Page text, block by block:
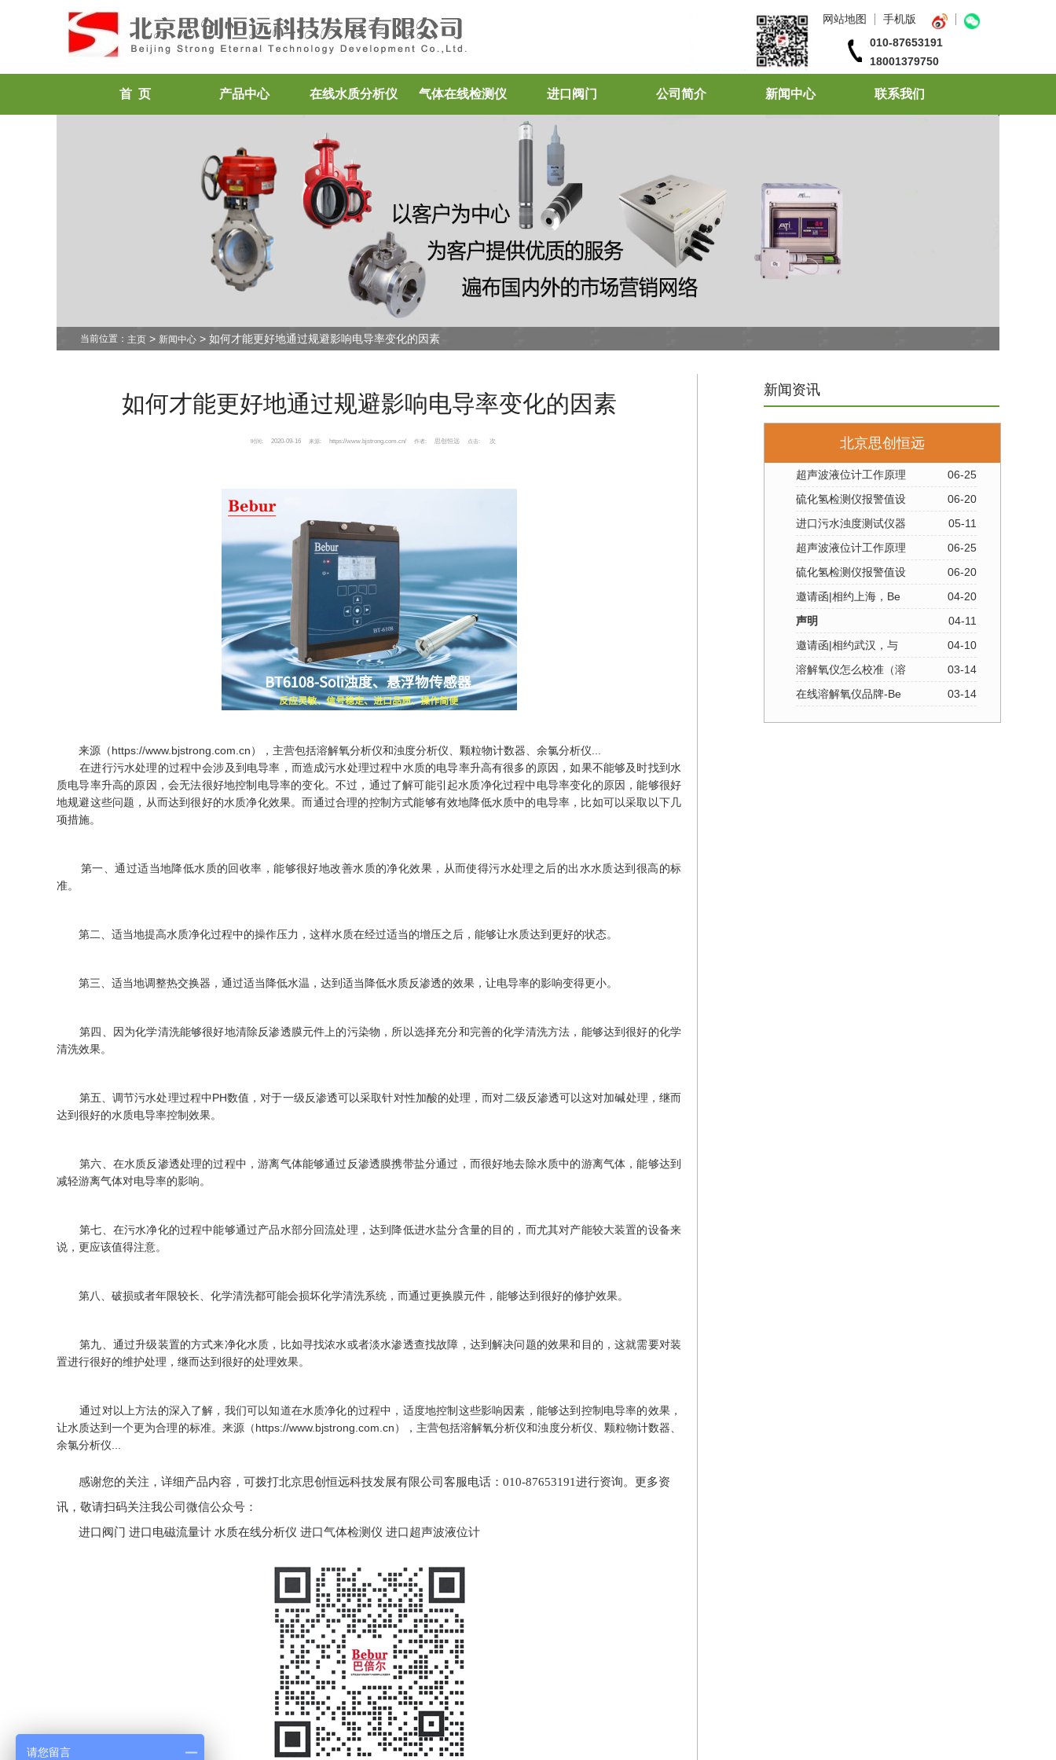
网站地图
手机版
010-87653191
18001379750
首 页 产品中心 在线水质分析仪 气体在线检测仪 进口阀门 公司简介 新闻中心 联系我们
当前位置： 主页 > 新闻中心 > 如何才能更好地通过规避影响电导率变化的因素
如何才能更好地通过规避影响电导率变化的因素
时间: 2020-09-16 来源: https://www.bjstrong.com.cn/ 作者: 思创恒远 点击: 次
来源（https://www.bjstrong.com.cn），主营包括溶解氧分析仪和浊度分析仪、颗粒物计数器、余氯分析仪...
在进行污水处理的过程中会涉及到电导率，而造成污水处理过程中水质的电导率升高有很多的原因，如果不能够及时找到水
质电导率升高的原因，会无法很好地控制电导率的变化。不过，通过了解可能引起水质净化过程中电导率变化的原因，能够很好
地规避这些问题，从而达到很好的水质净化效果。而通过合理的控制方式能够有效地降低水质中的电导率，比如可以采取以下几
项措施。
第一、通过适当地降低水质的回收率，能够很好地改善水质的净化效果，从而使得污水处理之后的出水水质达到很高的标
准。
第二、适当地提高水质净化过程中的操作压力，这样水质在经过适当的增压之后，能够让水质达到更好的状态。
第三、适当地调整热交换器，通过适当降低水温，达到适当降低水质反渗透的效果，让电导率的影响变得更小。
第四、因为化学清洗能够很好地清除反渗透膜元件上的污染物，所以选择充分和完善的化学清洗方法，能够达到很好的化学
清洗效果。
第五、调节污水处理过程中PH数值，对于一级反渗透可以采取针对性加酸的处理，而对二级反渗透可以这对加碱处理，继而
达到很好的水质电导率控制效果。
第六、在水质反渗透处理的过程中，游离气体能够通过反渗透膜携带盐分通过，而很好地去除水质中的游离气体，能够达到
减轻游离气体对电导率的影响。
第七、在污水净化的过程中能够通过产品水部分回流处理，达到降低进水盐分含量的目的，而尤其对产能较大装置的设备来
说，更应该值得注意。
第八、破损或者年限较长、化学清洗都可能会损坏化学清洗系统，而通过更换膜元件，能够达到很好的修护效果。
第九、通过升级装置的方式来净化水质，比如寻找浓水或者淡水渗透查找故障，达到解决问题的效果和目的，这就需要对装
置进行很好的维护处理，继而达到很好的处理效果。
通过对以上方法的深入了解，我们可以知道在水质净化的过程中，适度地控制这些影响因素，能够达到控制电导率的效果，
让水质达到一个更为合理的标准。 来源（https://www.bjstrong.com.cn），主营包括溶解氧分析仪和浊度分析仪、颗粒物计数器、
余氯分析仪...
感谢您的关注，详细产品内容，可拨打北京思创恒远科技发展有限公司客服电话：010-87653191进行资询。更多资
讯，敬请扫码关注我公司微信公众号：
进口阀门 进口电磁流量计 水质在线分析仪 进口气体检测仪 进口超声波液位计
新闻资讯
北京思创恒远
超声波液位计工作原理
06-25
硫化氢检测仪报警值设
06-20
进口污水浊度测试仪器
05-11
超声波液位计工作原理
06-25
硫化氢检测仪报警值设
06-20
邀请函|相约上海，Be
04-20
声明
04-11
邀请函|相约武汉，与
04-10
溶解氧仪怎么校准（溶
03-14
在线溶解氧仪品牌-Be
03-14
请您留言